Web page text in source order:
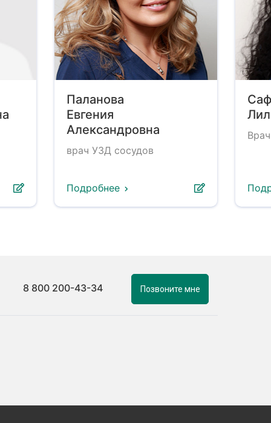
Паланова
Евгения
Александровна
врач УЗД сосудов
Подробнее
8 800 200-43-34 Позвоните мне